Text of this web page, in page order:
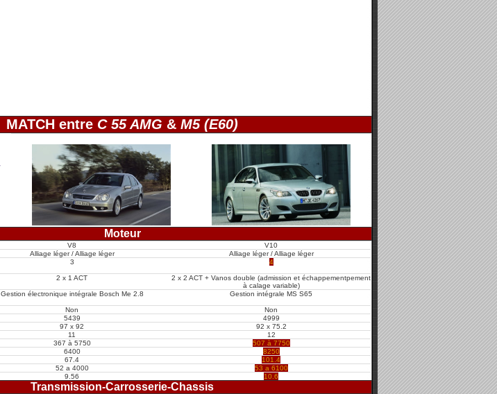
MATCH entre C 55 AMG & M5 (E60)
Moteur
V8
V10
Alliage léger / Alliage léger
Alliage léger / Alliage léger
3 4
2 x 1 ACT
2 x 2 ACT + Vanos double (admission et échappementpement
à calage variable)
Gestion électronique intégrale Bosch Me 2.8 Gestion intégrale MS S65
Non
Non
5439
4999
97 x 92
92 x 75.2
11
12
367 à 5750
507 à 7750
6400
8250
67.4
101.4
52 a 4000
53 a 6100
9.56 10.6
Transmission-Carrosserie-Chassis